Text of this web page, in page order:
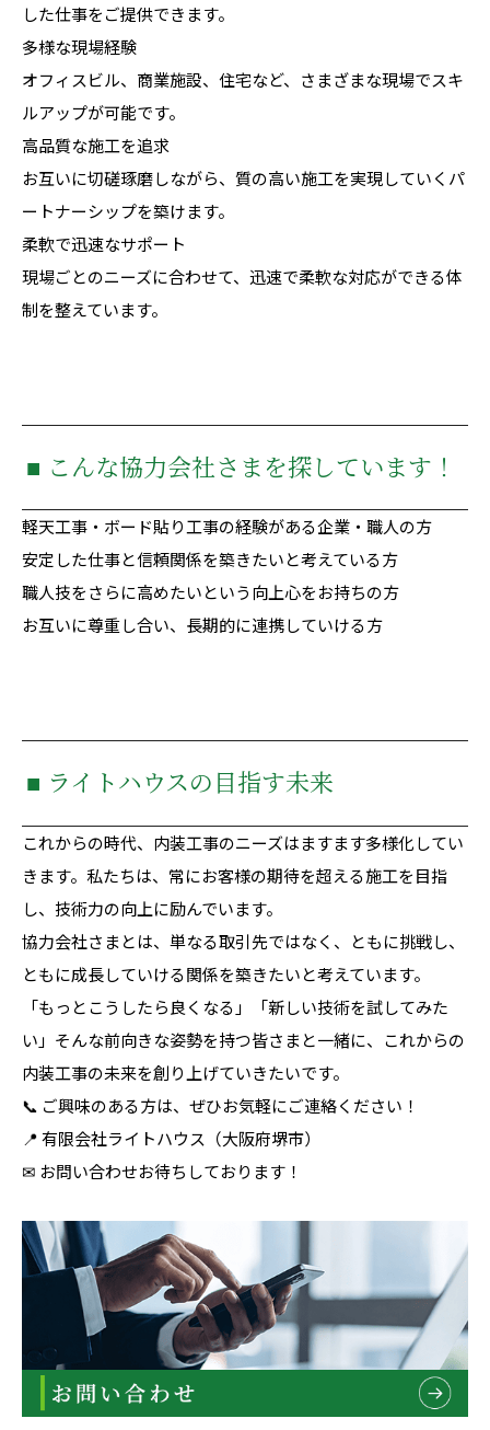
した仕事をご提供できます。
多様な現場経験
オフィスビル、商業施設、住宅など、さまざまな現場でスキ
ルアップが可能です。
高品質な施工を追求
お互いに切磋琢磨しながら、質の高い施工を実現していくパ
ートナーシップを築けます。
柔軟で迅速なサポート
現場ごとのニーズに合わせて、迅速で柔軟な対応ができる体
制を整えています。
■ こんな協力会社さまを探しています！
軽天工事・ボード貼り工事の経験がある企業・職人の方
安定した仕事と信頼関係を築きたいと考えている方
職人技をさらに高めたいという向上心をお持ちの方
お互いに尊重し合い、長期的に連携していける方
■ ライトハウスの目指す未来
これからの時代、内装工事のニーズはますます多様化してい
きます。私たちは、常にお客様の期待を超える施工を目指
し、技術力の向上に励んでいます。
協力会社さまとは、単なる取引先ではなく、ともに挑戦し、
ともに成長していける関係を築きたいと考えています。
「もっとこうしたら良くなる」「新しい技術を試してみた
い」そんな前向きな姿勢を持つ皆さまと一緒に、これからの
内装工事の未来を創り上げていきたいです。
📞 ご興味のある方は、ぜひお気軽にご連絡ください！
📍 有限会社ライトハウス（大阪府堺市）
✉ お問い合わせお待ちしております！